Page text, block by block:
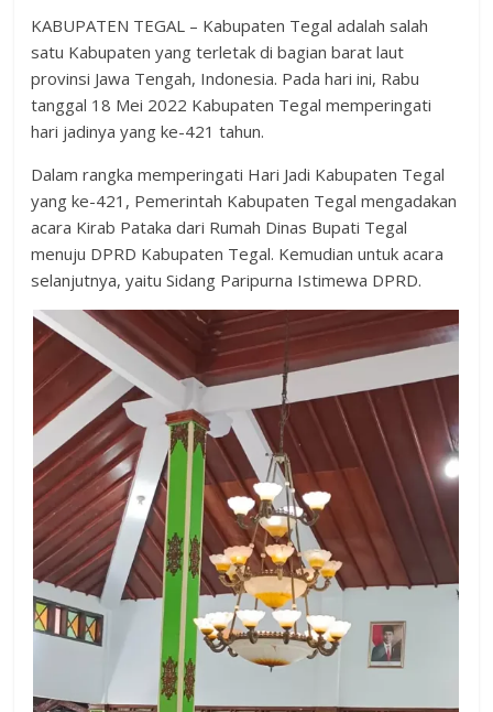
KABUPATEN TEGAL – Kabupaten Tegal adalah salah
satu Kabupaten yang terletak di bagian barat laut
provinsi Jawa Tengah, Indonesia. Pada hari ini, Rabu
tanggal 18 Mei 2022 Kabupaten Tegal memperingati
hari jadinya yang ke-421 tahun.
Dalam rangka memperingati Hari Jadi Kabupaten Tegal
yang ke-421, Pemerintah Kabupaten Tegal mengadakan
acara Kirab Pataka dari Rumah Dinas Bupati Tegal
menuju DPRD Kabupaten Tegal. Kemudian untuk acara
selanjutnya, yaitu Sidang Paripurna Istimewa DPRD.